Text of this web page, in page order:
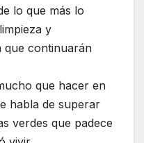
lo que más lo
y
que continuarán
que hacer en
habla de superar
verdes que padece